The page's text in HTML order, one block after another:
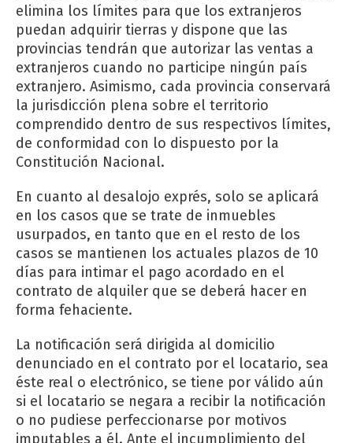
elimina los límites para que los extranjeros
puedan adquirir tierras y dispone que las
provincias tendrán que autorizar las ventas a
extranjeros cuando no participe ningún país
extranjero. Asimismo, cada provincia conservará
la jurisdicción plena sobre el territorio
comprendido dentro de sus respectivos límites,
de conformidad con lo dispuesto por la
Constitución Nacional.
En cuanto al desalojo exprés, solo se aplicará
en los casos que se trate de inmuebles
usurpados, en tanto que en el resto de los
casos se mantienen los actuales plazos de 10
días para intimar el pago acordado en el
contrato de alquiler que se deberá hacer en
forma fehaciente.
La notificación será dirigida al domicilio
denunciado en el contrato por el locatario, sea
éste real o electrónico, se tiene por válido aún
si el locatario se negara a recibir la notificación
o no pudiese perfeccionarse por motivos
imputables a él. Ante el incumplimiento del